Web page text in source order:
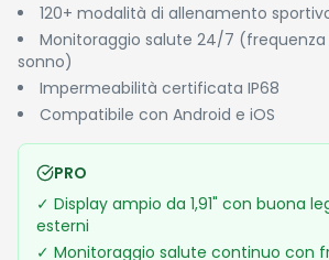
120+ modalità di allenamento
Monitoraggio salute 24/7 (frequenza
sonno)
Impermeabilità certificata IP68
Compatibile con Android e iOS
PRO
✓ Display ampio da 1,91" con buona
esterni
✓ Monitoraggio salute continuo con